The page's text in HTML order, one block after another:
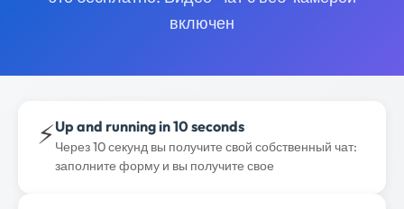
включен
⚡Up and running in 10 seconds
Через 10 секунд вы получите свой собственный чат:
заполните форму и вы получите свое